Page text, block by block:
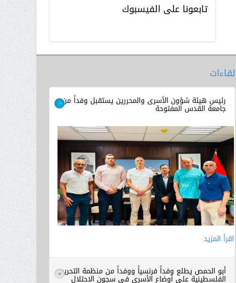
تابعونا على الفيسبوك
لقاءات
رئيس هيئة شؤون الأسرى والمحررين يستقبل وفداً من
جامعة القدس المفتوحة >
اقرأ المزيد
أبو الحمص يطلع وفداً فرنسياً ووفداً من منظمة التحرير
الفلسطينية على أوضاع الأسرى في سجون الاحتلال >